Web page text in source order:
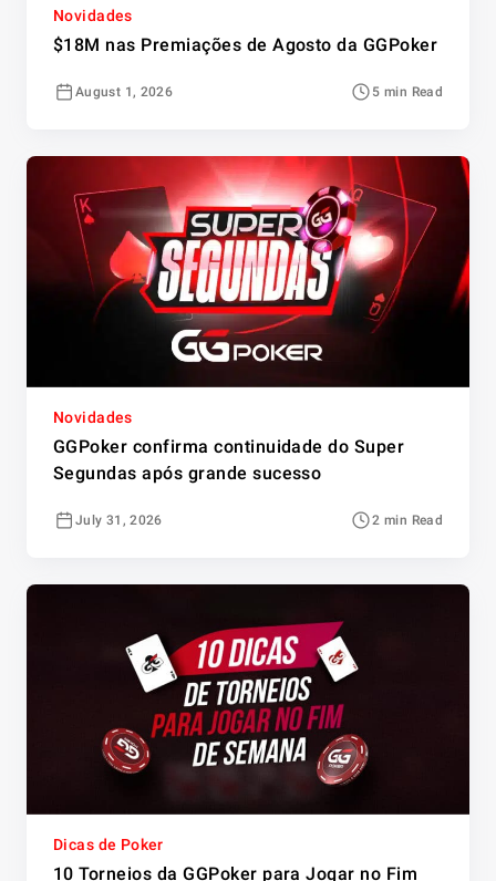
Novidades
$18M nas Premiações de Agosto da GGPoker
August 1, 2026 5 min Read
Novidades
GGPoker confirma continuidade do Super
Segundas após grande sucesso
July 31, 2026 2 min Read
Dicas de Poker
10 Torneios da GGPoker para Jogar no Fim